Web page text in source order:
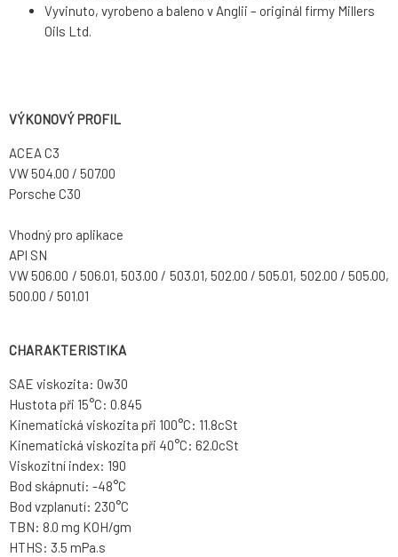
Vyvinuto, vyrobeno a baleno v Anglii – originál firmy Millers
Oils Ltd.
VÝKONOVÝ PROFIL
ACEA C3
VW 504.00 / 507.00
Porsche C30
Vhodný pro aplikace
API SN
VW 506.00 / 506.01, 503.00 / 503.01, 502.00 / 505.01, 502.00 / 505.00,
500.00 / 501.01
CHARAKTERISTIKA
SAE viskozita: 0w30
Hustota při 15°C: 0.845
Kinematická viskozita při 100°C: 11.8cSt
Kinematická viskozita při 40°C: 62.0cSt
Viskozitní index: 190
Bod skápnutí: -48°C
Bod vzplanutí: 230°C
TBN: 8.0 mg KOH/gm
HTHS: 3.5 mPa.s